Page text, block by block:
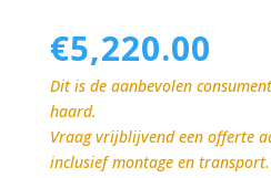
€5,220.00
Dit is de aanbevolen
haard.
Vraag vrijblijvend een offerte
inclusief montage en transport.